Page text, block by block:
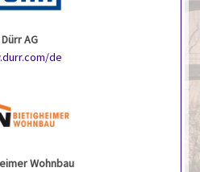
Dürr AG
de
Wohnbau